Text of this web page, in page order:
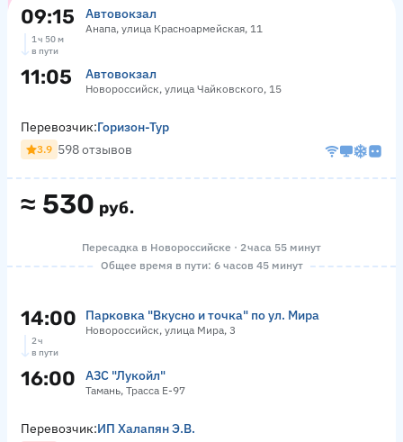
09:15 Автовокзал
Анапа, улица Красноармейская, 11
1 ч 50 м
в пути
11:05 Автовокзал
Новороссийск, улица Чайковского, 15
≈ 530 руб.
Перевозчик:Горизон-Тур
3.9 598 отзывов
Пересадка в Новороссийске · 2 часа 55 минут
Общее время в пути: 6 часов 45 минут
14:00 Парковка "Вкусно и точка" по ул. Мира
Новороссийск, улица Мира, 3
2 ч
в пути
16:00 АЗС "Лукойл"
Тамань, Трасса Е-97
Перевозчик:ИП Халапян Э.В.